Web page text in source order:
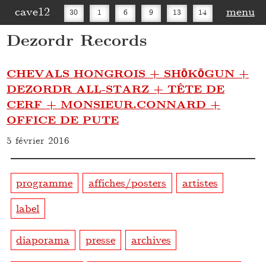
cave12 30 1 6 9 13 14 menu
Dezordr Records
CHEVALS HONGROIS + SHŌKŌGUN +
DEZORDR ALL-STARZ + TÊTE DE
CERF + MONSIEUR.CONNARD +
OFFICE DE PUTE
5 février 2016
programme affiches/posters
artistes
label
diaporama presse archives